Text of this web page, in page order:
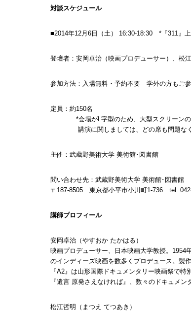
対談スケジュール
■2014年12月6日（土） 16:30-18:30 *『311』上
登壇者：安岡卓治（映画プロデューサー）、松
参加方法：入場無料・予約不要 学外の方もご
定員：約150名
*会場がL字型のため、大型スクリーンの鑑
講演に関しましては、どの席も問題なく
主催：武蔵野美術大学 美術館･図書館
問い合わせ先：武蔵野美術大学 美術館･図書館
〒187-8505 東京都小平市小川町1-736 tel. 042-
講師プロフィール
安岡卓治（やすおか たかはる）
映画プロデューサー、日本映画大学教授。1954
のインディーズ映画を数多くプロデュース。製
『A2』は山形国際ドキュメンタリー映画祭で
『遺言 原発さえなければ』、数々のドキュメ
松江哲明（まつえ てつあき）